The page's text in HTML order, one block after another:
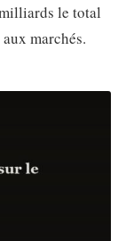
le total
marchés.